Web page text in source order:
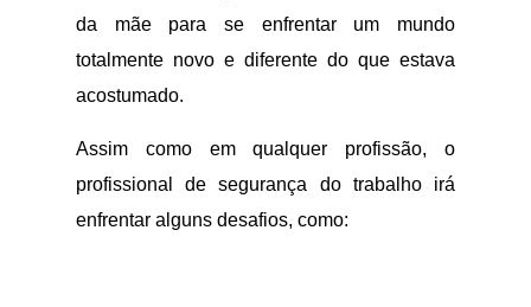
da mãe para se enfrentar um mundo
totalmente novo e diferente do que estava
acostumado.
Assim como em qualquer profissão, o
profissional de segurança do trabalho irá
enfrentar alguns desafios, como: